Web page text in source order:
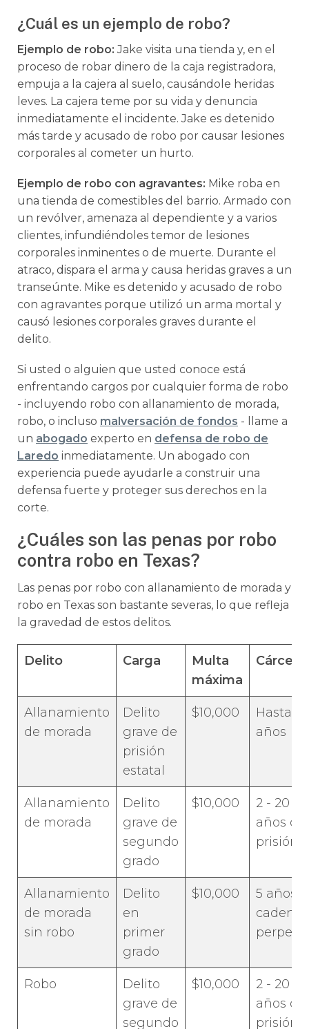
¿Cuál es un ejemplo de robo?
Ejemplo de robo: Jake visita una tienda y, en el
proceso de robar dinero de la caja registradora,
empuja a la cajera al suelo, causándole heridas
leves. La cajera teme por su vida y denuncia
inmediatamente el incidente. Jake es detenido
más tarde y acusado de robo por causar lesiones
corporales al cometer un hurto.
Ejemplo de robo con agravantes: Mike roba en
una tienda de comestibles del barrio. Armado con
un revólver, amenaza al dependiente y a varios
clientes, infundiéndoles temor de lesiones
corporales inminentes o de muerte. Durante el
atraco, dispara el arma y causa heridas graves a un
transeúnte. Mike es detenido y acusado de robo
con agravantes porque utilizó un arma mortal y
causó lesiones corporales graves durante el
delito.
Si usted o alguien que usted conoce está
enfrentando cargos por cualquier forma de robo
- incluyendo robo con allanamiento de morada,
robo, o incluso malversación de fondos - llame a
un abogado experto en defensa de robo de
Laredo inmediatamente. Un abogado con
experiencia puede ayudarle a construir una
defensa fuerte y proteger sus derechos en la
corte.
¿Cuáles son las penas por robo
contra robo en Texas?
Las penas por robo con allanamiento de morada y
robo en Texas son bastante severas, lo que refleja
la gravedad de estos delitos.
Delito Carga
Multa
máxima
Cárcel
Allanamiento
de morada
Delito
grave de
prisión
estatal
$10,000
Hasta 2
años
Allanamiento
de morada
Delito
grave de
segundo
grado
$10,000
2 - 20
años de
prisión
Allanamiento
de morada
sin robo
Delito
en
primer
grado
$10,000
5 años -
cadena
Robo
Delito
grave de
segundo
$10,000
2 - 20
años de
prisión